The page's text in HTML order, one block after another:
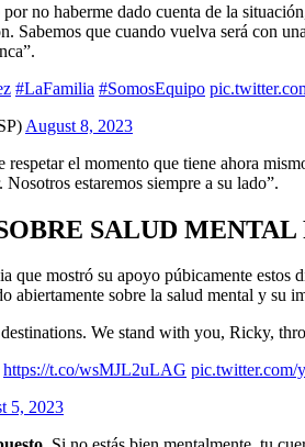
no haberme dado cuenta de la
Sabemos que cuando vuelva será con
#LaFamilia #SomosEquipo
August 8, 2023
el momento que tiene ahora
estaremos siempre a su lado”.
SALUD MENTAL
que mostró su apoyo púbicamente estos
abiertamente sobre la salud mental y
We stand with you, Ricky,
https://t.co/wsMJL2uLAG pic.twitter.com/
5, 2023